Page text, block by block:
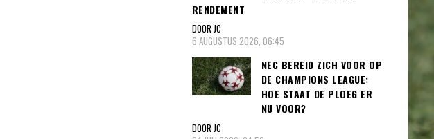
RENDEMENT
DOOR JC
6 AUGUSTUS 2026, 06:45
NEC BEREID ZICH VOOR OP
DE CHAMPIONS LEAGUE:
HOE STAAT DE PLOEG ER
NU VOOR?
DOOR JC